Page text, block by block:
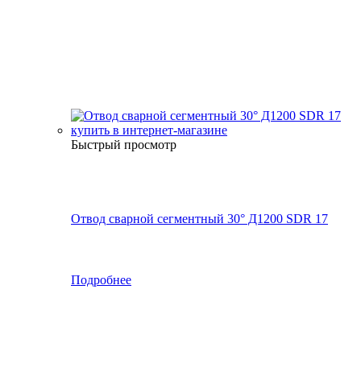
Быстрый просмотр
Отвод сварной сегментный 30° Д1200 SDR 17
Подробнее